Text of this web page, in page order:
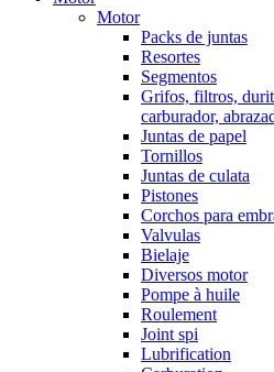
Motor
Packs de juntas
Resortes
Segmentos
Grifos, filtros,
carburador,
Juntas de papel
Tornillos
Juntas de culata
Pistones
Corchos para
Valvulas
Bielaje
Diversos motor
Pompe à huile
Roulement
Joint spi
Lubrification